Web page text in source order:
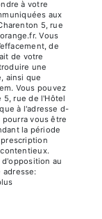
à votre
aux
5, rue
Vous
de
de votre
une
ainsi que
Vous pouvez
5, rue de l'Hôtel
à l'adresse d-
vous être
la période
au
adresse: